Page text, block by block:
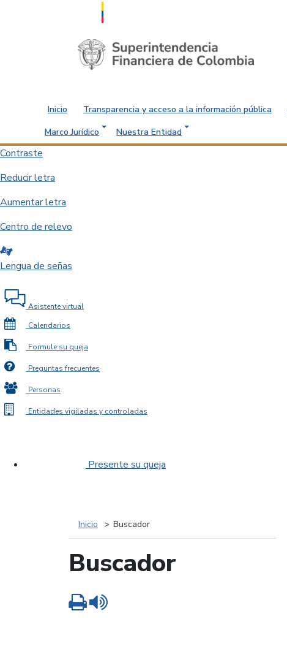
Saltar al contenido principal
Inicio Transparencia y acceso a la información pública
Marco Jurídico
Nuestra Entidad
Contraste
Reducir letra
Aumentar letra
Centro de relevo
Lengua de señas
Asistente virtual
Calendarios
Formule su queja
Preguntas frecuentes
Personas
Entidades vigiladas y controladas
Presente su queja
Inicio Buscador
Buscador
Imprimir